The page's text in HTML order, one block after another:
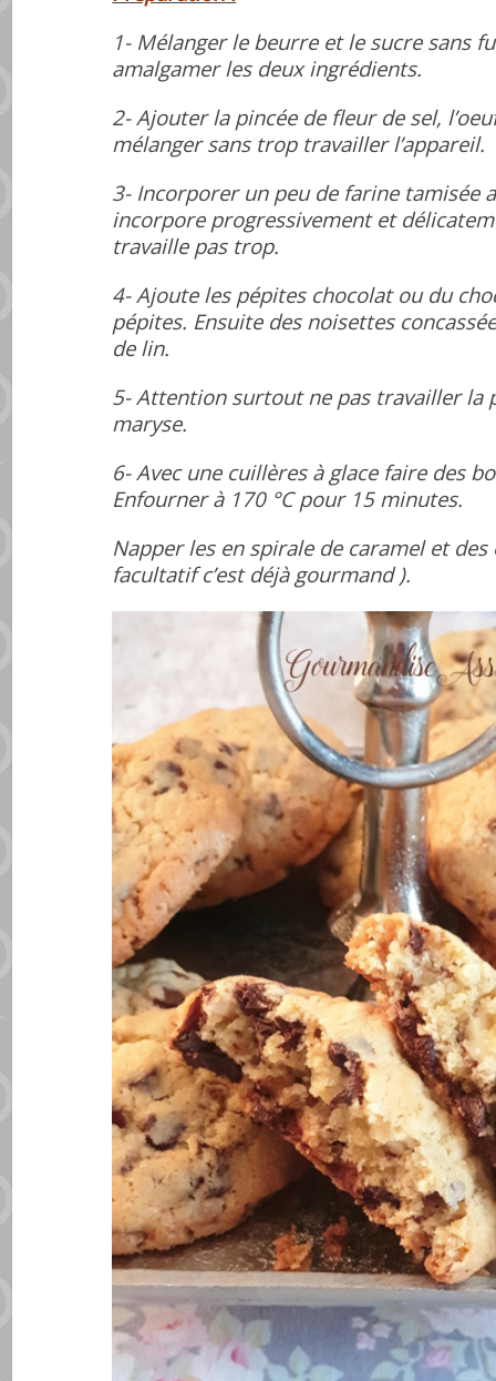
1- Mélanger le beurre et le sucre sans
amalgamer les deux ingrédients.
2- Ajouter la pincée de fleur de sel, l’o
mélanger sans trop travaillerl’appareil.
3- Incorporer un peu de farine tamisée
incorpore progressivement et
travaille pas trop.
4- Ajoute les pépites chocolat ou du
pépites. Ensuite des noisettes
de lin.
5- Attention surtout ne pas travailler la
maryse.
6- Avec une cuillères à glace faire des
Enfourner à 170 °C pour 15 minutes.
Napper les en spirale de caramel et
facultatif c’est déjà gourmand ).